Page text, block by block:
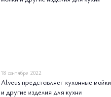
18 сентября 2022
Alveus представляет кухонные мойки
и другие изделия для кухни